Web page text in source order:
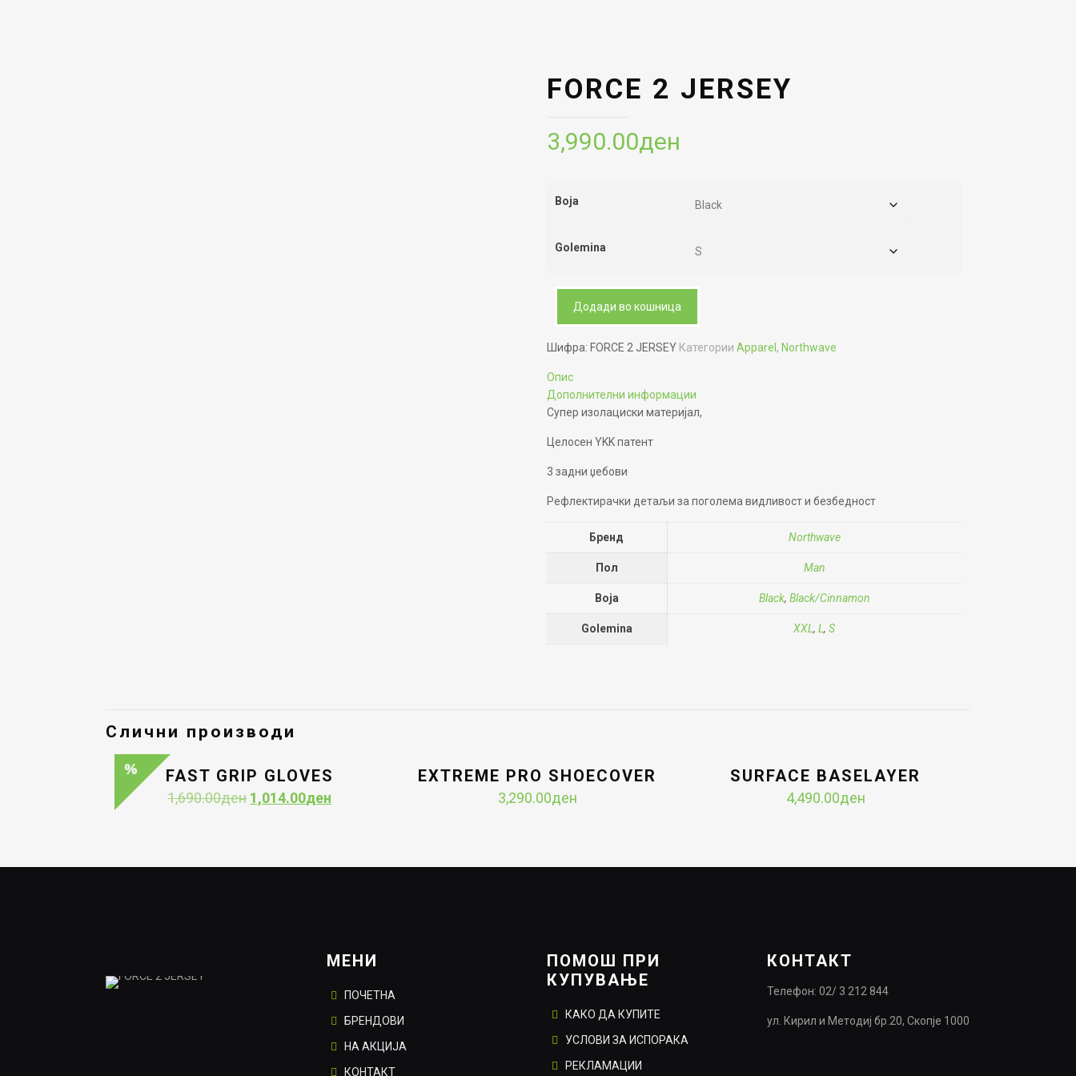
FORCE 2 JERSEY
3,990.00ден
Boja
Golemina
Додади во кошница
Шифра: FORCE 2 JERSEY Категории Apparel , Northwave
Опис
Дополнителни информации
Супер изолациски материјал,
Целосен YKK патент
3 задни џебови
Рефлектирачки детаљи за поголема видливост и безбедност
Бренд Northwave
Пол Man
Boja Black, Black/Cinnamon
Golemina XXL,L,S
Слични производи
FAST GRIP GLOVES
1,690.00ден Original
1,014.00ден
EXTREME PRO SHOECOVER
3,290.00ден
SURFACE BASELAYER
4,490.00ден
МЕНИ
ПОЧЕТНА
БРЕНДОВИ
НА АКЦИЈА
КОНТАКТ
ПОМОШ ПРИ
КУПУВАЊЕ
КАКО ДА КУПИТЕ
УСЛОВИ ЗА ИСПОРАКА
РЕКЛАМАЦИИ
КОНТАКТ
Телефон: 02/ 3 212 844
ул. Кирил и Методиј бр.20, Скопје 1000